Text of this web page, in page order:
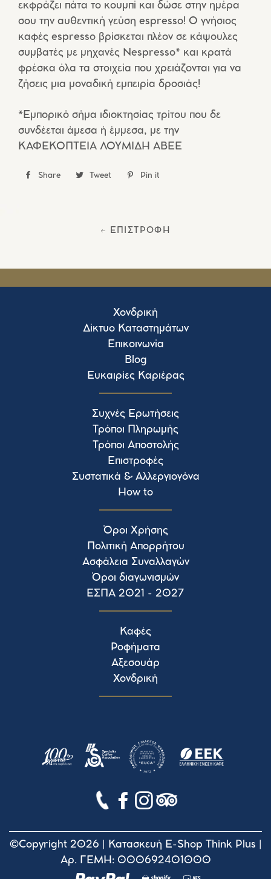
εκφράζει πάτα το κουμπί και δώσε στην ημέρα
σου την αυθεντική γεύση espresso! Ο γνήσιος
καφές espresso βρίσκεται πλέον σε κάψουλες
συμβατές με μηχανές Nespresso* και κρατά
φρέσκα όλα τα στοιχεία που χρειάζονται για να
ζήσεις μια μοναδική εμπειρία δροσιάς!
*Εμπορικό σήμα ιδιοκτησίας τρίτου που δε
συνδέεται άμεσα ή έμμεσα, με την
ΚΑΦΕΚΟΠΤΕΙΑ ΛΟΥΜΙΔΗ ΑΒΕΕ
Share Share Tweet Tweet Pin it
← ΕΠΙΣΤΡΟΦΗ
Χονδρική
Δίκτυο Καταστημάτων
Επικοινωνία
Blog
Ευκαιρίες Καριέρας
Συχνές Ερωτήσεις
Τρόποι Πληρωμής
Τρόποι Αποστολής
Επιστροφές
Συστατικά & Αλλεργιογόνα
How to
Όροι Χρήσης
Πολιτική Απορρήτου
Ασφάλεια Συναλλαγών
Όροι διαγωνισμών
ΕΣΠΑ 2021 - 2027
Καφές
Ροφήματα
Αξεσουάρ
Χονδρική
©Copyright 2026 | Κατασκευή E-Shop Think Plus
Αρ. ΓΕΜΗ: 000692401000